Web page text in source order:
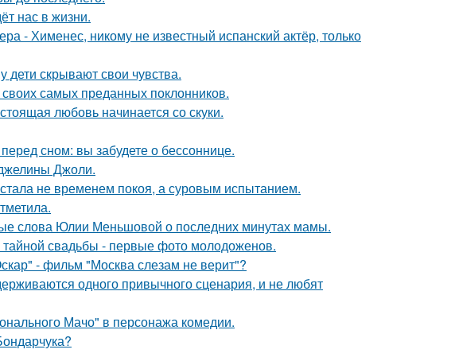
нас в жизни.
- Хименес, никому не известный испанский актёр, только
скрывают свои чувства.
самых преданных поклонников.
любовь начинается со скуки.
сном: вы забудете о бессоннице.
Джоли.
не временем покоя, а суровым испытанием.
слова Юлии Меньшовой о последних минутах мамы.
свадьбы - первые фото молодоженов.
- фильм "Москва слезам не верит"?
одного привычного сценария, и не любят
Мачо" в персонажа комедии.